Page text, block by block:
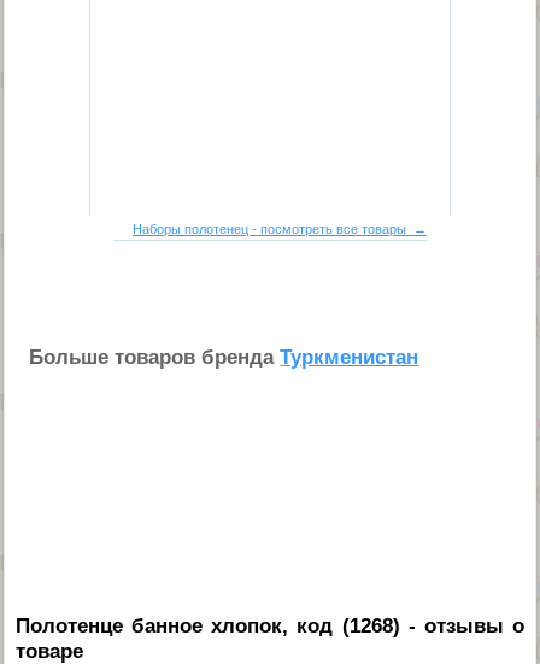
Наборы полотенец - посмотреть все товары →
Больше товаров брендаТуркменистан
Полотенце банное хлопок, код (1268) - отзывы о
товаре